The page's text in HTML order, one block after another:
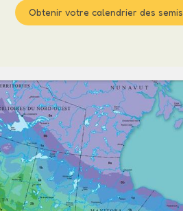
Obtenir votre calendrier des